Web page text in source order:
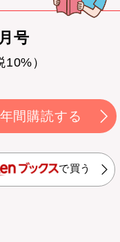
号
）
年間購読する
で買う